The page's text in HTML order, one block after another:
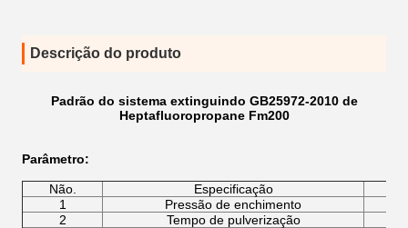
Descrição do produto
Padrão do sistema extinguindo GB25972-2010 de
Heptafluoropropane Fm200
Parâmetro:
Não.
Especificação
1
Pressão de enchimento
2
Tempo de pulverização